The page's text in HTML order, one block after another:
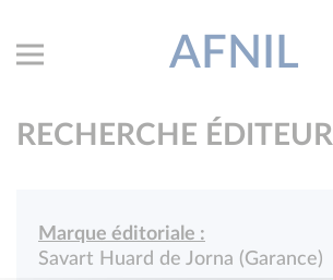
AFNIL
RECHERCHE ÉDITEUR
Marque éditoriale :
Savart Huard de Jorna (Garance)